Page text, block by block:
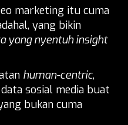
marketing itu cuma
yang bikin
yang nyentuh insight
human-centric,
sosial media buat
bukan cuma